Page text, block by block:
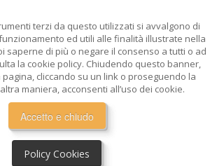
terzi da questo utilizzati si avvalgono di
ed utili alle finalità illustrate nella
saperne di più o negare il consenso a tutti o ad
la cookie policy. Chiudendo questo banner,
cliccando su un link o proseguendo la
maniera, acconsenti all’uso dei cookie.
Accetto e chiudo
Policy Cookies